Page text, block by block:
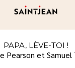
PAPA, LÈVE-TOI !
Pearson et Samuel